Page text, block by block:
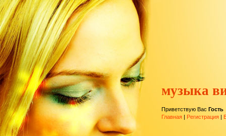
музыка
Приветствую Вас Гость
Главная | Регистрация |